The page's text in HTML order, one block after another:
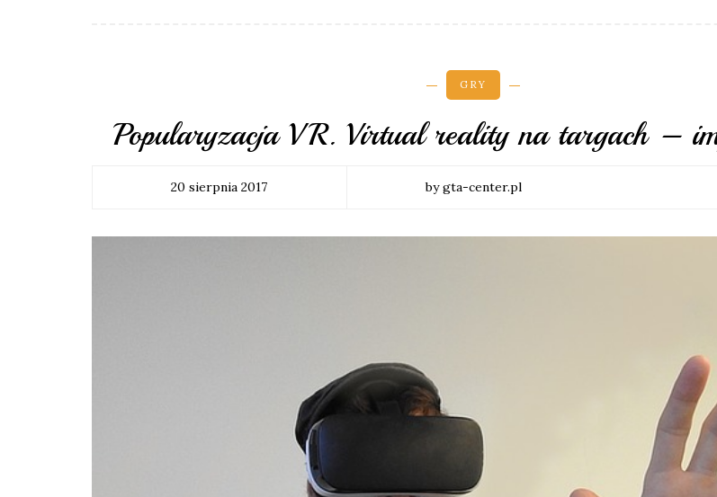
GRY
Popularyzacja VR. Virtual reality na targach –
20 sierpnia 2017 by gta-center.pl